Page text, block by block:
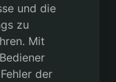
und die
zu
Mit
der